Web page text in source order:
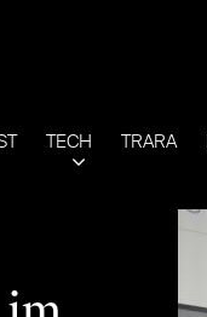
TECH TRARA